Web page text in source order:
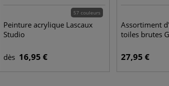
57 couleurs
Peinture acrylique Lascaux
Studio
dès 16,95 €
Assortiment
toiles brutes
27,95 €